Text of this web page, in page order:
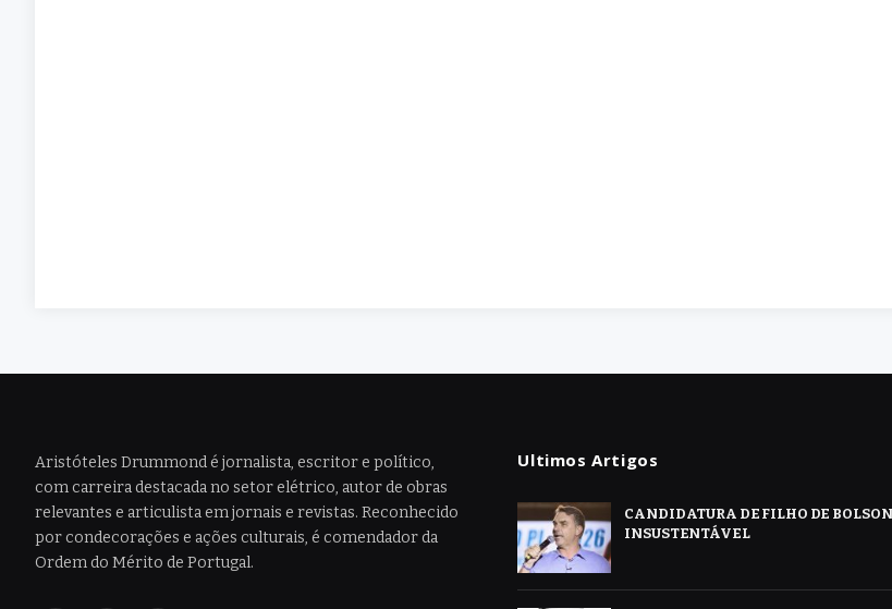
Aristóteles Drummond é jornalista, escritor e político,
com carreira destacada no setor elétrico, autor de obras
relevantes e articulista em jornais e revistas. Reconhecido
por condecorações e ações culturais, é comendador da
Ordem do Mérito de Portugal.
Ultimos Artigos
CANDIDATURA DE FILHO DE
INSUSTENTÁVEL